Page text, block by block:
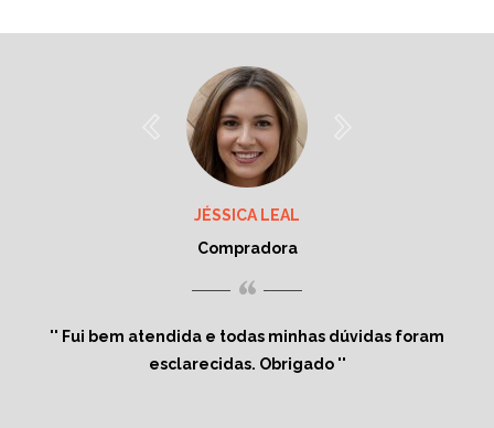
JÉSSICA LEAL
Compradora
“
Fui bem atendida e todas minhas dúvidas foram
esclarecidas. Obrigado